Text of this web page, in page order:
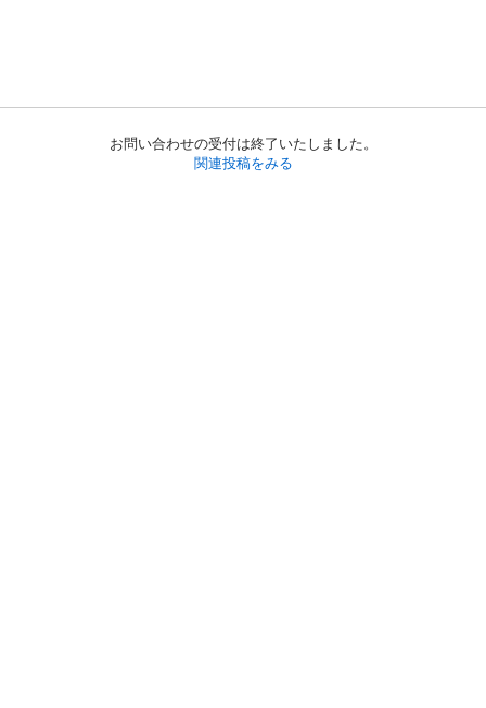
お問い合わせの受付は終了いたしました。
関連投稿をみる